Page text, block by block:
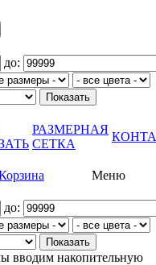
до:
РАЗМЕРНАЯ
СЕТКА
Меню
до:
вводим накопительную